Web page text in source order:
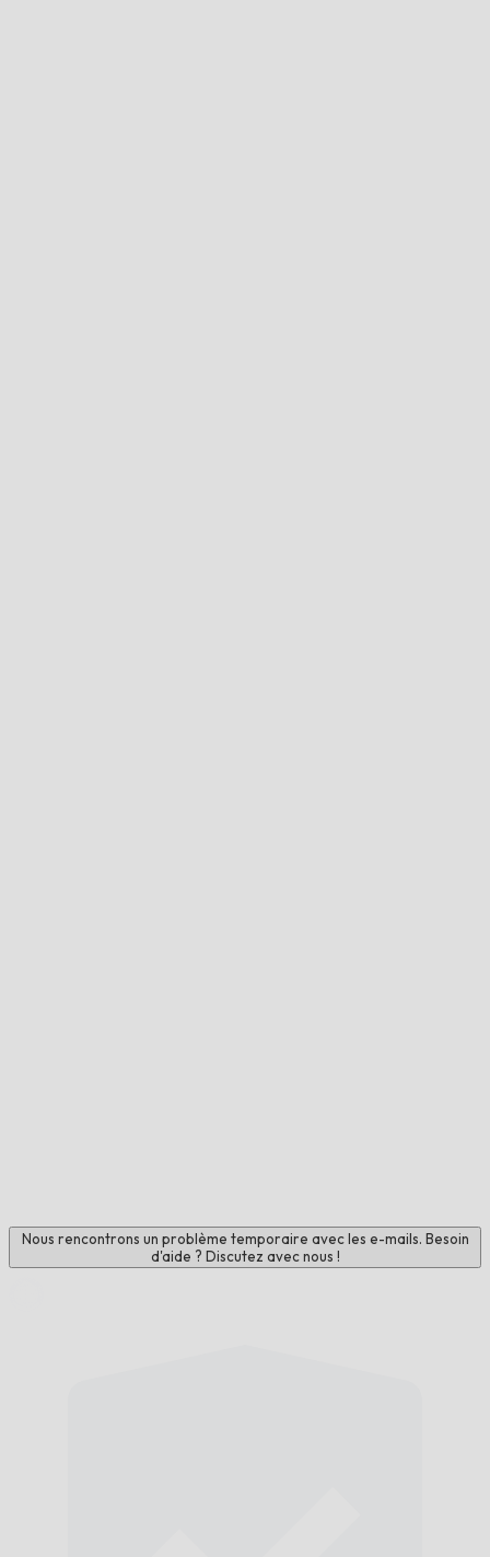
Nous rencontrons un problème temporaire avec les e-mails. Besoin
d'aide ? Discutez avec nous !